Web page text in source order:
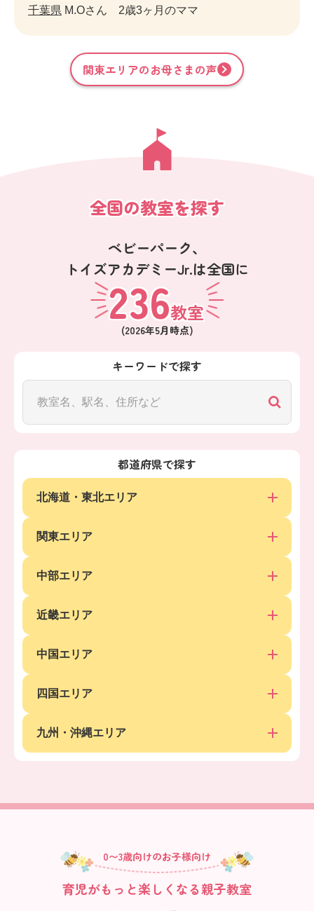
千葉県 M.Oさん 2歳3ヶ月のママ
関東エリアのお母さまの声
全国の教室を探す
ベビーパーク、
トイズアカデミーJr.は全国に
236教室
(2026年5月 時点)
キーワードで探す
都道府県で探す
北海道・東北エリア
関東エリア
中部エリア
近畿エリア
中国エリア
四国エリア
九州・沖縄エリア
0〜3歳向けのお子様向け
育児がもっと楽しくなる親子教室